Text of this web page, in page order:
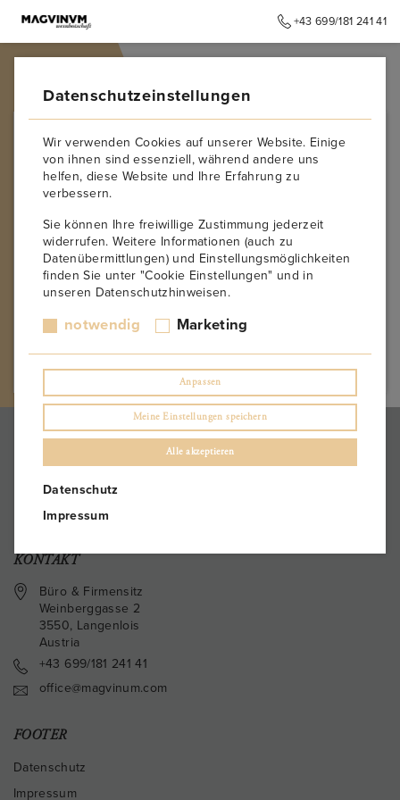
+43 699/181 241 41
Sorry! This page might not exist or was removed!
KONTAKT
Büro & Firmensitz
Weinberggasse 2
3550, Langenlois
Austria
+43 699/181 241 41
office@magvinum.com
FOOTER
Datenschutz
Impressum
Datenschutzeinstellungen
Wir verwenden Cookies auf unserer Website. Einige
von ihnen sind essenziell, während andere uns
helfen, diese Website und Ihre Erfahrung zu
verbessern.
Sie können Ihre freiwillige Zustimmung jederzeit
widerrufen. Weitere Informationen (auch zu
Datenübermittlungen) und Einstellungsmöglichkeiten
finden Sie unter "Cookie Einstellungen" und in
unseren Datenschutzhinweisen.
notwendig Marketing
Anpassen
Meine Einstellungen speichern
Alle akzeptieren
Datenschutz
Impressum